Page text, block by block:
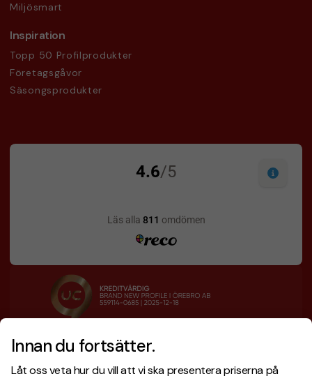
Innan du fortsätter.
Låt oss veta hur du vill att vi ska presentera priserna på
Miljösmart
Inspiration
Topp 50 Profilprodukter
Företagsgåvor
Säsongsprodukter
Designskiss inom 1 h
Fri offert
Snabb leverans